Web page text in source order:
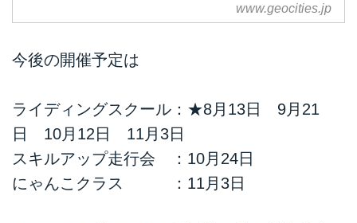
www.geocities.jp
今後の開催予定は
ライディングスクール：★8月13日 9月21
日 10月12日 11月3日
スキルアップ走行会 ：10月24日
にゃんこクラス ：11月3日